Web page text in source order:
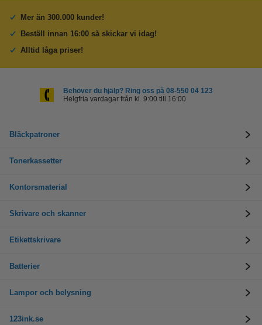
Mer än 300.000 kunder!
Beställ innan 16:00 så skickar vi idag!
Alltid låga priser!
Behöver du hjälp? Ring oss på 08-550 04 123
Helgfria vardagar från kl. 9:00 till 16:00
Bläckpatroner
Tonerkassetter
Kontorsmaterial
Skrivare och skanner
Etikettskrivare
Batterier
Lampor och belysning
123ink.se